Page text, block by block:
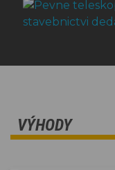
VÝHODY